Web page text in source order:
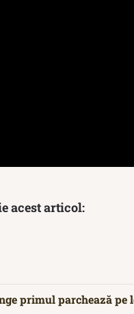
acest articol:
primul parchează pe